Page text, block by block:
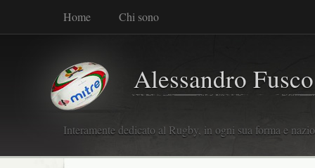
Home Chi sono
Alessandro Fusco
Interamente dedicato al Rugby, in ogni sua forma e